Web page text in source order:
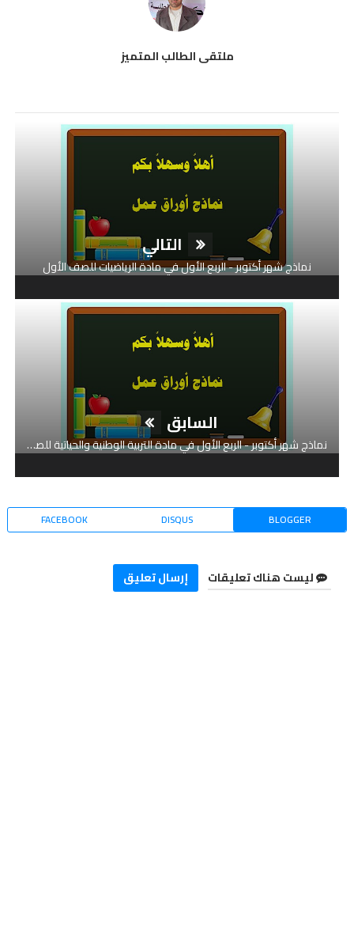
ملتقى الطالب المتميز
التالي
نماذج شهر أكتوبر - الربع الأول في مادة الرياضيات للصف الأول
السابق
نماذج شهر أكتوبر - الربع الأول في مادة التربية الوطنية والحياتية للصف الثاني
BLOGGER
DISQUS
FACEBOOK
ليست هناك تعليقات إرسال تعليق